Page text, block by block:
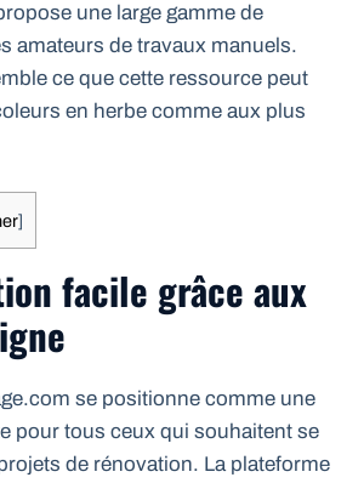
une large gamme de
amateurs de travaux manuels.
ce que cette ressource peut
en herbe comme aux plus
]
facile grâce aux
se positionne comme une
pour tous ceux qui souhaitent se
de rénovation. La plateforme